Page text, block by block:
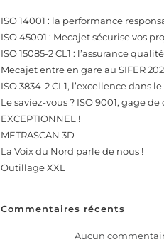
ISO 14001 : la performance
ISO 45001 : Mecajet sécurise vos
ISO 15085-2 CL1 : l’assurance
Mecajet entre en gare au SIFER
ISO 3834-2 CL1, l’excellence dans
Le saviez-vous ? ISO 9001, gage
EXCEPTIONNEL !
METRASCAN 3D
La Voix du Nord parle de nous !
Outillage XXL
Commentaires récents
Aucun